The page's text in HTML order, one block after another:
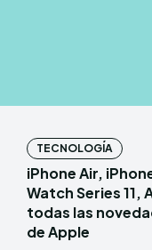
Comparte
Comparte
TECNOLOGÍA
iPhone Air,
Watch Series 11,
todas las
de Apple